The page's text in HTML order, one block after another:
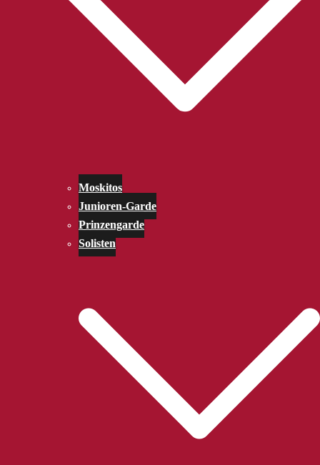
Moskitos
Junioren-Garde
Prinzengarde
Solisten